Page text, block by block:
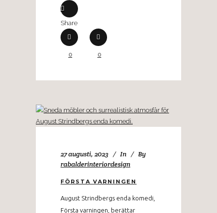
Share
0 0
27 augusti, 2023 In
By
rabalderinteriordesign
FÖRSTA VARNINGEN
August Strindbergs enda komedi,
Första varningen, berättar